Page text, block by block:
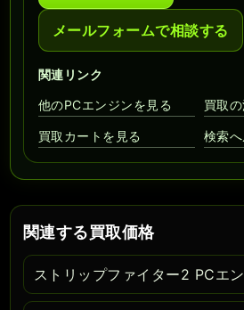
メールフォームで相談する
関連リンク
他のPCエンジンを見る
買取
買取カートを見る 検索
関連する買取価格
ストリップファイター2 PCエ